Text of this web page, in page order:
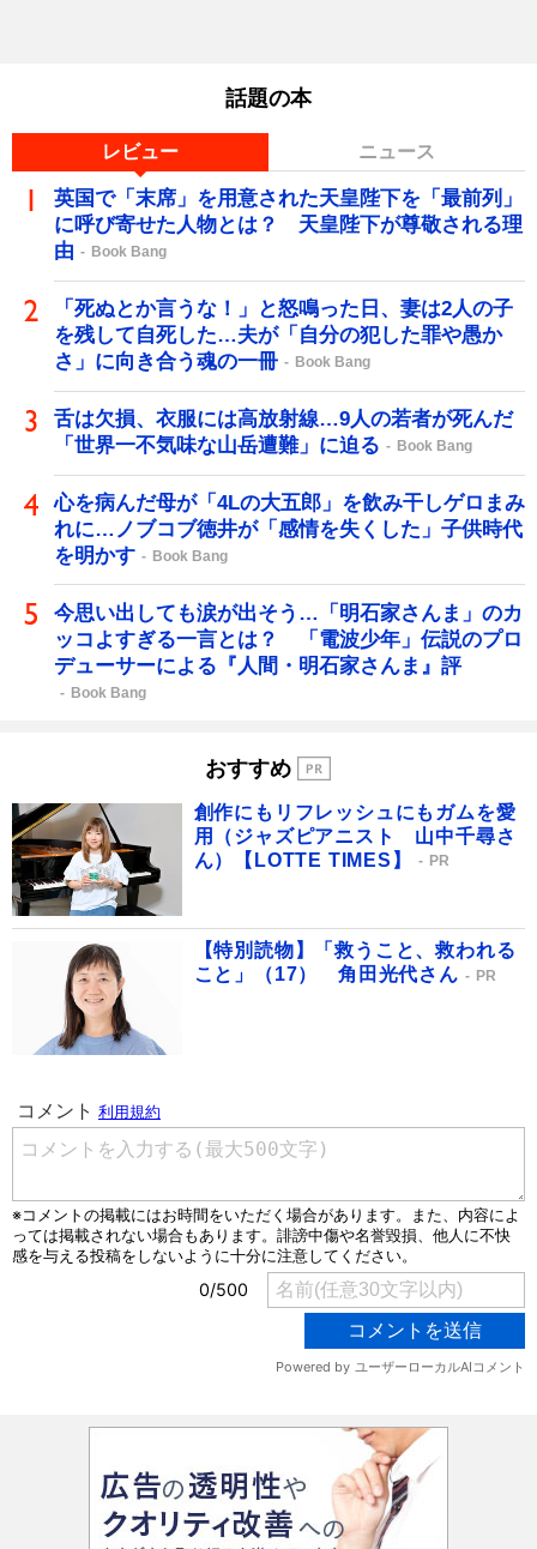
話題の本
レビュー ニュース
英国で「末席」を用意された天皇陛下を「最前列」
に呼び寄せた人物とは？ 天皇陛下が尊敬される理
由
Book Bang
「死ぬとか言うな！」と怒鳴った日、妻は2人の子
を残して自死した…夫が「自分の犯した罪や愚か
さ」に向き合う魂の一冊
Book Bang
舌は欠損、衣服には高放射線…9人の若者が死んだ
「世界一不気味な山岳遭難」に迫る
Book Bang
心を病んだ母が「4Lの大五郎」を飲み干しゲロまみ
れに…ノブコブ徳井が「感情を失くした」子供時代
を明かす
Book Bang
今思い出しても涙が出そう…「明石家さんま」のカ
ッコよすぎる一言とは？ 「電波少年」伝説のプロ
デューサーによる『人間・明石家さんま』評
Book Bang
おすすめ
創作にもリフレッシュにもガムを愛
用（ジャズピアニスト 山中千尋さ
ん）【LOTTE TIMES】
PR
【特別読物】「救うこと、救われる
こと」（17） 角田光代さん
PR